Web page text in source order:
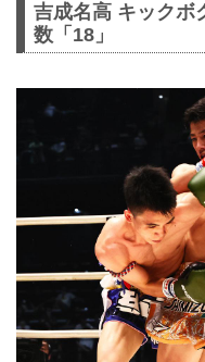
吉成名高 キックボ
数「18」